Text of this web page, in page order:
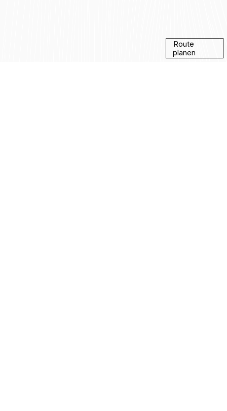
Route
planen